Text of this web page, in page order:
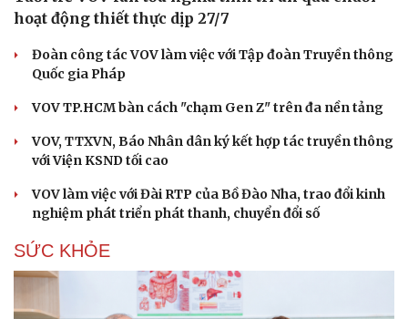
Cải chính
hoạt động thiết thực dịp 27/7
Đoàn công tác VOV làm việc với Tập đoàn Truyền thông
Quốc gia Pháp
VOV TP.HCM bàn cách "chạm Gen Z" trên đa nền tảng
VOV, TTXVN, Báo Nhân dân ký kết hợp tác truyền thông
với Viện KSND tối cao
VOV làm việc với Đài RTP của Bồ Đào Nha, trao đổi kinh
nghiệm phát triển phát thanh, chuyển đổi số
SỨC KHỎE